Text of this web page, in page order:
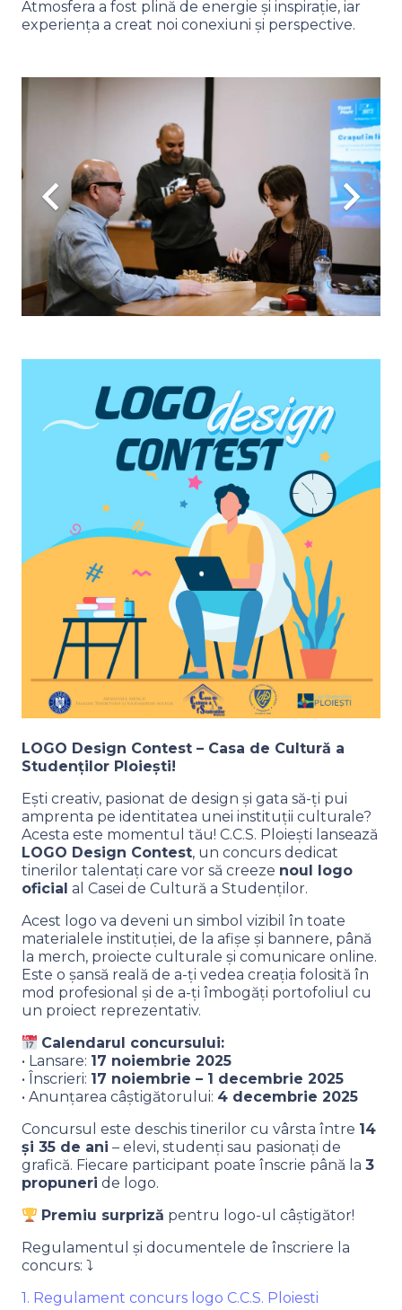
Atmosfera a fost plină de energie și inspirație, iar
experiența a creat noi conexiuni și perspective.
LOGO Design Contest – Casa de Cultură a
Studenților Ploiești!
Ești creativ, pasionat de design și gata să-ți pui
amprenta pe identitatea unei instituții culturale?
Acesta este momentul tău! C.C.S. Ploiești lansează
LOGO Design Contest, un concurs dedicat
tinerilor talentați care vor să creeze noul logo
oficial al Casei de Cultură a Studenților.
Acest logo va deveni un simbol vizibil în toate
materialele instituției, de la afișe și bannere, până
la merch, proiecte culturale și comunicare online.
Este o șansă reală de a-ți vedea creația folosită în
mod profesional și de a-ți îmbogăți portofoliul cu
un proiect reprezentativ.
Calendarul concursului:
• Lansare: 17 noiembrie 2025
• Înscrieri: 17 noiembrie – 1 decembrie 2025
• Anunțarea câștigătorului: 4 decembrie 2025
Concursul este deschis tinerilor cu vârsta între 14
și 35 de ani – elevi, studenți sau pasionați de
grafică. Fiecare participant poate înscrie până la 3
propuneri de logo.
Premiu surpriză pentru logo-ul câștigător!
Regulamentul și documentele de înscriere la
concurs: ⤵
1. Regulament concurs logo C.C.S. Ploiesti